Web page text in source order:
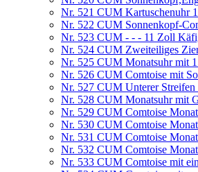
Nr. 521 CUM
Nr. 522 CUM Sonnenkopf-
Nr. 523 CUM - - - 11 Zoll
Nr. 524 CUM Zweiteiliges
Nr. 525 CUM Monatsuhr mit
Nr. 526 CUM Comtoise mit
Nr. 527 CUM Unterer Streifen
Nr. 528 CUM Monatsuhr mit
Nr. 529 CUM Comtoise
Nr. 530 CUM Comtoise
Nr. 531 CUM Comtoise
Nr. 532 CUM Comtoise
Nr. 533 CUM Comtoise mit